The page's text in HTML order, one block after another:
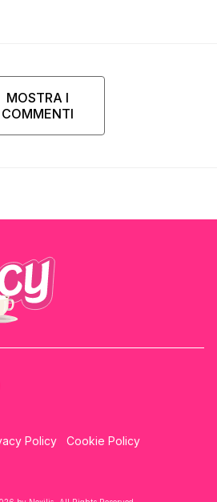
MOSTRA I
COMMENTI
Policy
Cookie Policy